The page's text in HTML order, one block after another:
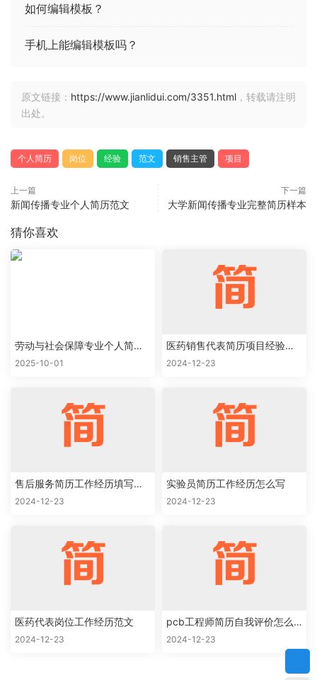
如何编辑模板？
手机上能编辑模板吗？
原文链接： https://www.jianlidui.com/3351.html ，转载请注明
出处。
个人简历 岗位 经验 范文 销售主管 项目
上一篇
新闻传播专业个人简历范文
下一篇
大学新闻传播专业完整简历样本
猜你喜欢
劳动与社会保障专业个人简历
范文
2025-10-01
医药销售代表简历项目经验怎
么写
2024-12-23
售后服务简历工作经历填写样
本
2024-12-23
实验员简历工作经历怎么写
2024-12-23
医药代表岗位工作经历范文
2024-12-23
pcb工程师简历自我评价怎么
写
2024-12-23